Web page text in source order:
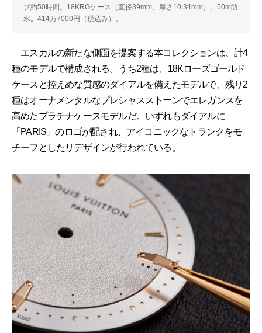
ブ約50時間。18KRGケース（直径39mm、厚さ10.34mm）。50m防
水。414万7000円（税込み）。
エスカルの新たな側面を提案する本コレクションは、計4
種のモデルで構成される。うち2種は、18Kローズゴールド
ケースと控えめな質感のダイアルを備えたモデルで、残り2
種はオーナメンタルなプレシャスストーンでエレガンスを
高めたプラチナケースモデルだ。いずれもダイアルに
「PARIS」のロゴが配され、アイコニックなトランクをモ
チーフとしたリデザインが行われている。